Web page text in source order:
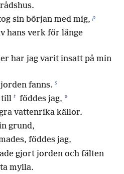
sin början med mig, p
hans verk för länge
har jag varit insatt på min
fanns. s
till t föddes jag, *
vattenrika källor.
grund,
föddes jag,
gjort jorden och fälten
mylla.